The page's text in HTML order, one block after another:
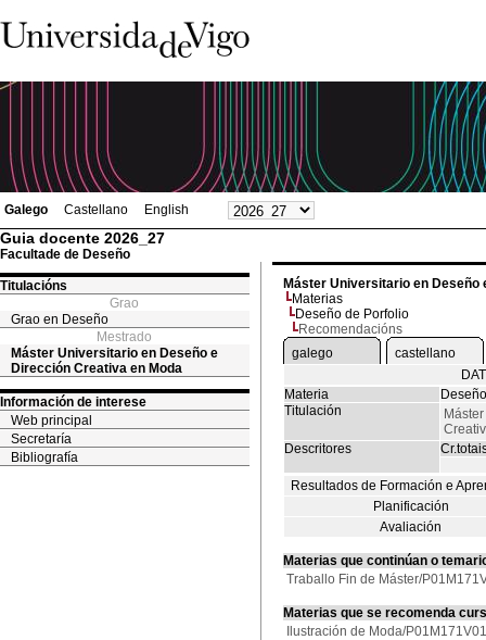
Galego Castellano English
Guia docente 2026_27
Facultade de Deseño
Titulacións
Grao
Grao en Deseño
Mestrado
Máster Universitario en Deseño e
Dirección Creativa en Moda
Información de interese
Web principal
Secretaría
Bibliografía
Máster Universitario en Deseño
Materias
Deseño de Porfolio
Recomendacións
galego
castellano
Materia
Titulación
Descritores
Resultados de Formación e
Planificación
Avaliación
Materias que continúan o
Traballo Fin de Máster/
Materias que se recomenda
Ilustración de Moda/